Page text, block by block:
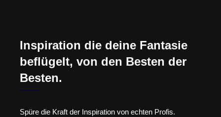
Inspiration die deine Fantasie
beflügelt, von den Besten der
Besten.
Spüre die Kraft der Inspiration von echten Profis.